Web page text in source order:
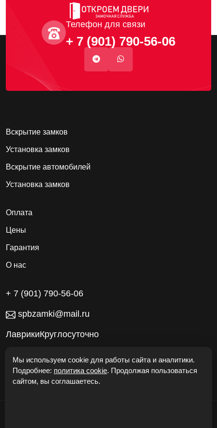
Телефон для связи
+ 7 (901) 790-56-06
Вскрытие замков
Установка замков
Вскрытие автомобилей
Установка замков
Оплата
Цены
Гарантия
О нас
+ 7 (901) 790-56-06
spbzamki@mail.ru
ЛаврикиКруглосуточно
Работаем без выходных
Мы используем cookie для работы сайта и аналитики.
Подробнее: политика cookie. Продолжая пользоваться
сайтом, вы соглашаетесь.